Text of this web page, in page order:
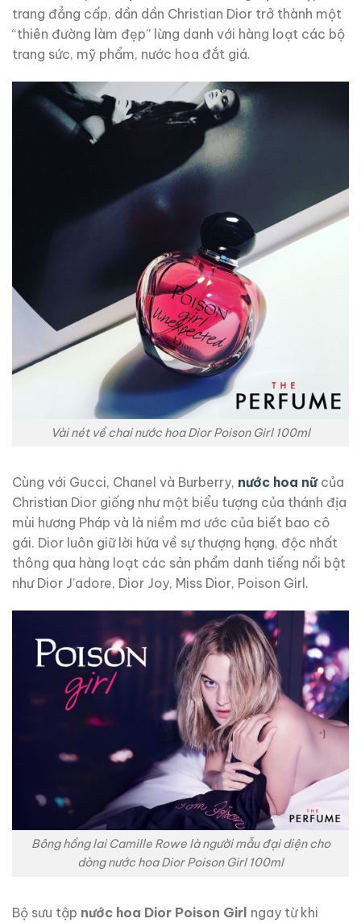
trang đẳng cấp, dần dần Christian Dior trở thành một
“thiên đường làm đẹp” lừng danh với hàng loạt các bộ
trang sức, mỹ phẩm, nước hoa đắt giá.
Vài nét về chai nước hoa Dior Poison Girl 100ml
Cùng với Gucci, Chanel và Burberry, nước hoa nữcủa
Christian Dior giống như một biểu tượng của thánh địa
mùi hương Pháp và là niềm mơ ước của biết bao cô
gái. Dior luôn giữ lời hứa về sự thượng hạng, độc nhất
thông qua hàng loạt các sản phẩm danh tiếng nổi bật
như Dior J’adore, Dior Joy, Miss Dior, Poison Girl.
Bông hồng lai Camille Rowe là người mẫu đại diện cho
dòng nước hoa Dior Poison Girl 100ml
Bộ sưu tập nước hoa Dior Poison Girl ngay từ khi